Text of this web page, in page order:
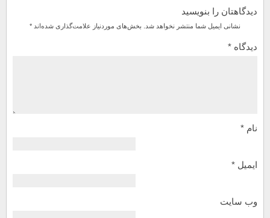
دیدگاهتان را بنویسید
نشانی ایمیل شما منتشر نخواهد شد. بخش‌های موردنیاز علامت‌گذاری شده‌اند *
دیدگاه *
نام *
ایمیل *
وب‌ سایت